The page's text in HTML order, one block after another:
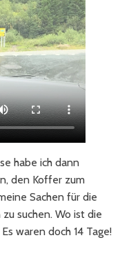
habe ich dann
den Koffer zum
Sachen für die
suchen. Wo ist die
waren doch 14 Tage!